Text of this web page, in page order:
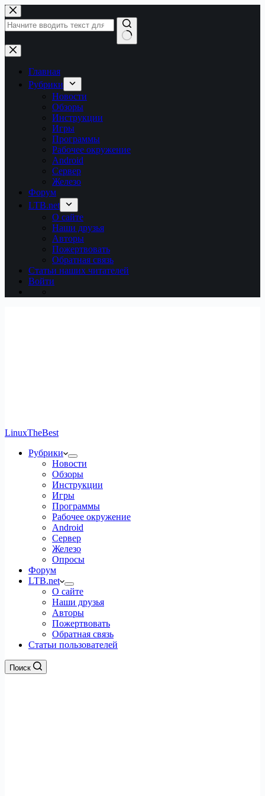
Перейти
к
сути
Ничего
не
найденоГлавная
Рубрики
Новости
Обзоры
Инструкции
Игры
Программы
Рабочее окружение
Android
Сервер
Железо
Форум
LTB.net
О сайте
Наши друзья
Авторы
Пожертвовать
Обратная связь
Статьи наших читателей
Войти
LinuxTheBest
Рубрики
Новости
Обзоры
Инструкции
Игры
Программы
Рабочее окружение
Android
Сервер
Железо
Опросы
Форум
LTB.net
О сайте
Наши друзья
Авторы
Пожертвовать
Обратная связь
Статьи пользователей
Поиск